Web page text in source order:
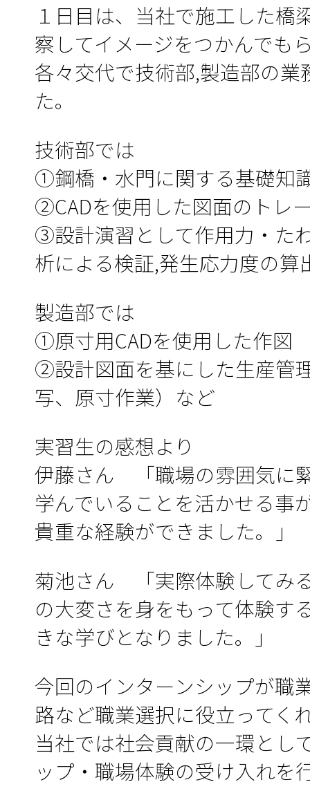
１日目は、当社で施工した橋
察してイメージをつかんでも
各々交代で技術部,製造部の
た。
技術部では
①鋼橋・水門に関する基礎知
②CADを使用した図面のトレ
③設計演習として作用力・た
析による検証,発生応力度の算
製造部では
①原寸用CADを使用した作図
②設計図面を基にした生産管
写、原寸作業）など
実習生の感想より
伊藤さん 「職場の雰囲気に
学んでいることを活かせる事
貴重な経験ができました。」
菊池さん 「実際体験してみ
の大変さを身をもって体験す
きな学びとなりました。」
今回のインターンシップが職
路など職業選択に役立ってく
当社では社会貢献の一環とし
ップ・職場体験の受け入れを